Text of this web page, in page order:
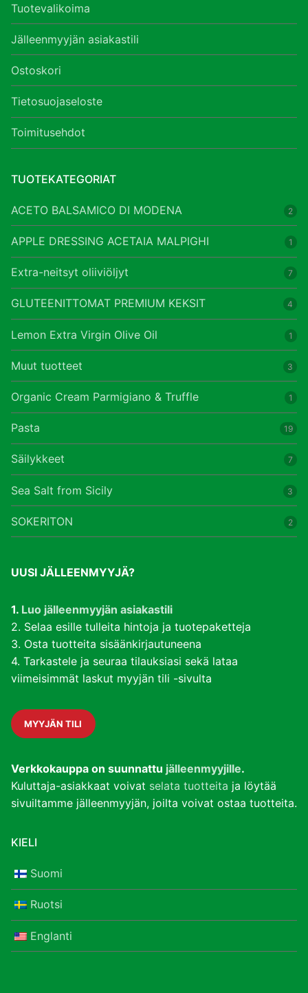
Tuotevalikoima
Jälleenmyyjän asiakastili
Ostoskori
Tietosuojaseloste
Toimitusehdot
TUOTEKATEGORIAT
ACETO BALSAMICO DI MODENA 2
APPLE DRESSING ACETAIA MALPIGHI 1
Extra-neitsyt oliiviöljyt 7
GLUTEENITTOMAT PREMIUM KEKSIT 4
Lemon Extra Virgin Olive Oil 1
Muut tuotteet 3
Organic Cream Parmigiano & Truffle 1
Pasta 19
Säilykkeet 7
Sea Salt from Sicily 3
SOKERITON 2
UUSI JÄLLEENMYYJÄ?
1. Luo jälleenmyyjän asiakastili
2. Selaa esille tulleita hintoja ja tuotepaketteja
3. Osta tuotteita sisäänkirjautuneena
4. Tarkastele ja seuraa tilauksiasi sekä lataa
viimeisimmät laskut myyjän tili -sivulta
MYYJÄN TILI
Verkkokauppa on suunnattu jälleenmyyjille.
Kuluttaja-asiakkaat voivat selata tuotteita ja löytää
sivuiltamme jälleenmyyjän, joilta voivat ostaa tuotteita.
KIELI
Suomi
Ruotsi
Englanti